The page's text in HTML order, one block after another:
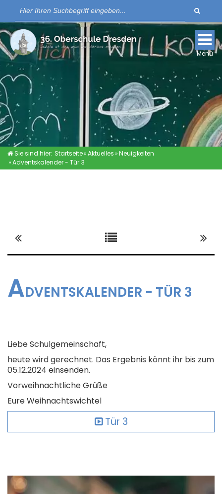
Suche
Für Lernende
Für Eltern
Schulkleidung
Links
Menü
AKTUELLES
DIGITALE SCHULE
ORGANISATION
NETZWERK
Sie sind hier: Startseite»Aktuelles»Neuigkeiten
»Adventskalender - Tür 3
ADVENTSKALENDER - TÜR 3
Liebe Schulgemeinschaft,
heute wird gerechnet. Das Ergebnis könnt ihr bis zum
05.12.2024 einsenden.
Vorweihnachtliche Grüße
Eure Weihnachtswichtel
Tür 3